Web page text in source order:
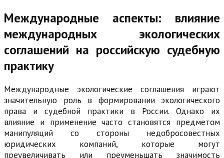
Международные аспекты: влияние
международных экологических
соглашений на российскую судебную
практику
Международные экологические соглашения играют
значительную роль в формировании экологического
права и судебной практики в России. Однако их
влияние и применение часто становятся предметом
манипуляций со стороны недобросовестных
юридических компаний, которые могут
преувеличивать или преуменьшать значимость